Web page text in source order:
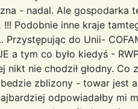
- nadal. Ale gospodarka
!!! Podobnie inne kraje
Przystępując do Unii-
a tym co było kiedyś -
nikt nie chodził głodny.
zblizony - towar jest
odpowiadałby mi